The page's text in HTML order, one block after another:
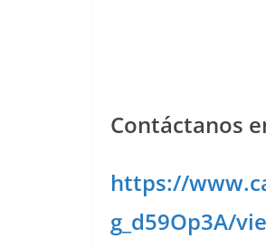
Contáctanos
https://
g_d59Op3A/